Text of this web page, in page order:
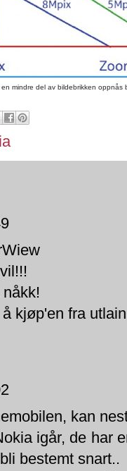
mindre del av bildebrikken oppnås
kjøp'en fra
kan
igår, de har
bestemt snart..